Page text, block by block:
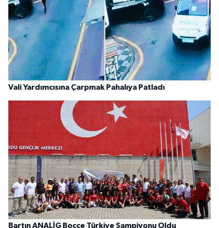
Vali Yardımcısına Çarpmak Pahalıya Patladı
Bartın ANALİG Bocce Türkiye Şampiyonu Oldu